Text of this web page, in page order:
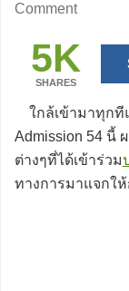
Comment
5K
SHARES
ใกล้เข้ามาทุกที
Admission 54 นี้
ต่างๆที่ได้เข้าร่วม
ทางการมาแจกใ